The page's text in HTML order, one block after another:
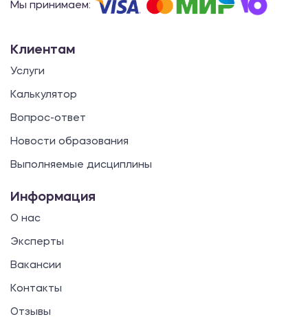
Мы принимаем:
Клиентам
Услуги
Калькулятор
Вопрос-ответ
Новости образования
Выполняемые дисциплины
Информация
О нас
Эксперты
Вакансии
Контакты
Отзывы